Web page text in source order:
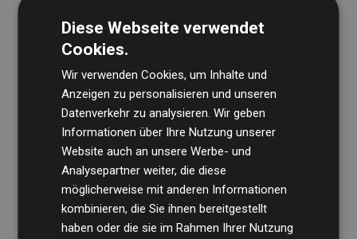
Die Wirtschaftsprüfungsgesellschaft BDOüberprüft
regelmäßig unsere Berechnungen und Methodik, um
Transparenz und Verlässlichkeit sicherzustellen.
Ihre Prüfungen belegen, dass unsere Investitionen in
Klimaschutzprojekte im Durchschnitt200 % der
Diese Webseite verwendet
Cookies.
Wir verwenden Cookies, um Inhalte und
Anzeigen zu personalisieren und unseren
Datenverkehr zu analysieren. Wir geben
Informationen über Ihre Nutzung unserer
Website auch an unsere Werbe- und
Analysepartner weiter, die diese
möglicherweise mit anderen Informationen
kombinieren, die Sie ihnen bereitgestellt
haben oder die sie im Rahmen Ihrer Nutzung